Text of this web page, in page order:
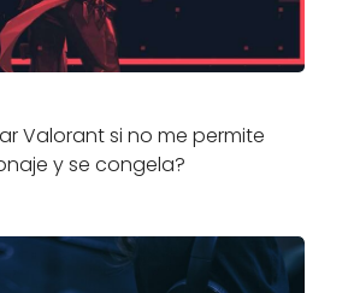
Valorant si no me permite
y se congela?